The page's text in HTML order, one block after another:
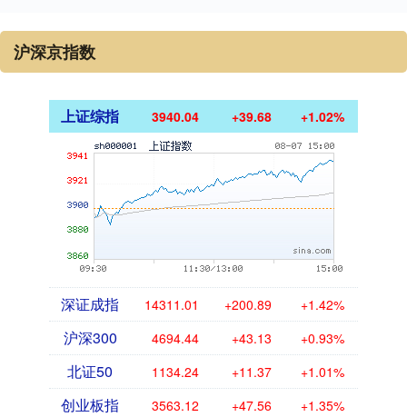
沪深京指数
上证综指 3940.04 +39.68 +1.02%
深证成指 14311.01 +200.89 +1.42%
沪深300 4694.44 +43.13 +0.93%
北证50 1134.24 +11.37 +1.01%
创业板指 3563.12 +47.56 +1.35%